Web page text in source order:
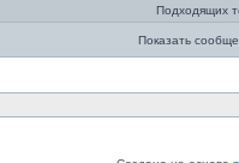
Подходящих
Показать